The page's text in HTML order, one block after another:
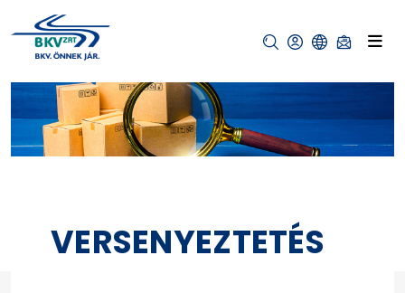
VERSENYEZTETÉS